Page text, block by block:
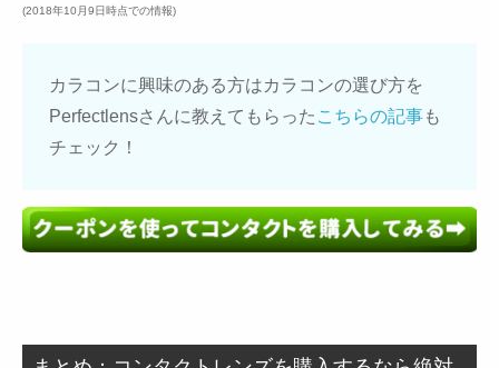
(2018年10月9日時点での情報)
カラコンに興味のある方はカラコンの選び方を
Perfectlensさんに教えてもらった こちらの記事も
チェック！